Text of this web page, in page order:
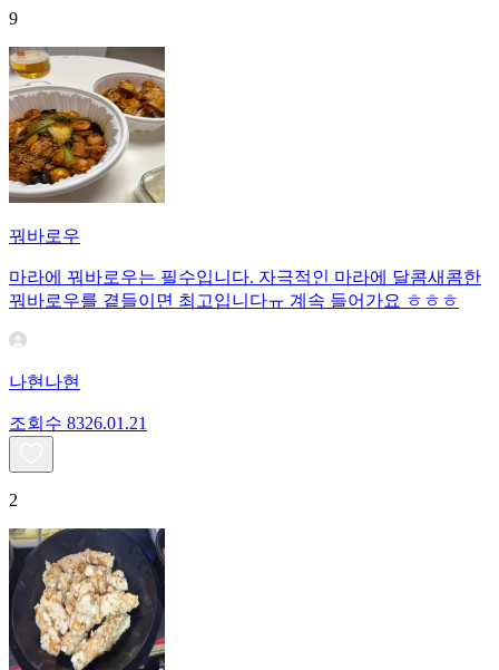
9
꿔바로우
마라에 꿔바로우는 필수입니다. 자극적인 마라에 달콤새콤한
꿔바로우를 곁들이면 최고입니다ㅠ 계속 들어가요 ㅎㅎㅎ
나현나현
조회수 8326.01.21
2